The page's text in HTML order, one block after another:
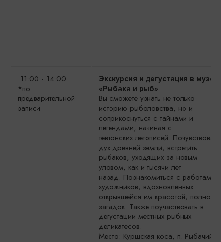
11:00 - 14:00
*по
предварительной
записи
Экскурсия и дегустация в музее
«Рыбака и рыб»
Вы сможете узнать не только
историю рыболовства, но и
соприкоснуться с тайнами и
легендами, начиная с
тевтонских летописей. Почувствовать
дух древней земли, встретить
рыбаков, уходящих за новым
уловом, как и тысячи лет
назад. Познакомиться с работами
художников, вдохновлённых
открывшейся им красотой, полной
загадок. Также поучаствовать в
дегустации местных рыбных
деликатесов.
Место: Куршская коса, п. Рыбачий